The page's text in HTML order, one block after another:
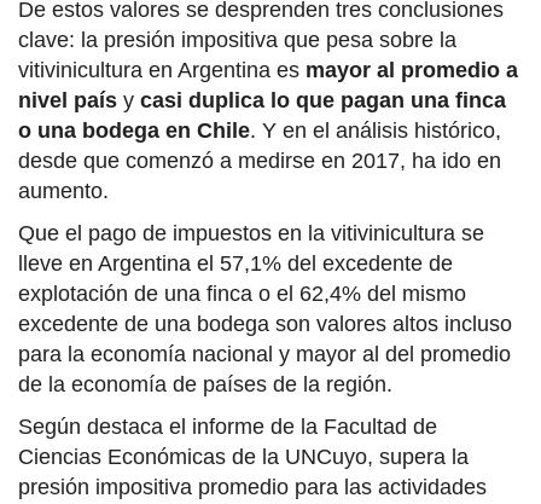
De estos valores se desprenden tres conclusiones
clave: la presión impositiva que pesa sobre la
vitivinicultura en Argentina es mayor al promedio a
nivel país y casi duplica lo que pagan una finca
o una bodega en Chile. Y en el análisis histórico,
desde que comenzó a medirse en 2017, ha ido en
aumento.
Que el pago de impuestos en la vitivinicultura se
lleve en Argentina el 57,1% del excedente de
explotación de una finca o el 62,4% del mismo
excedente de una bodega son valores altos incluso
para la economía nacional y mayor al del promedio
de la economía de países de la región.
Según destaca el informe de la Facultad de
Ciencias Económicas de la UNCuyo, supera la
presión impositiva promedio para las actividades